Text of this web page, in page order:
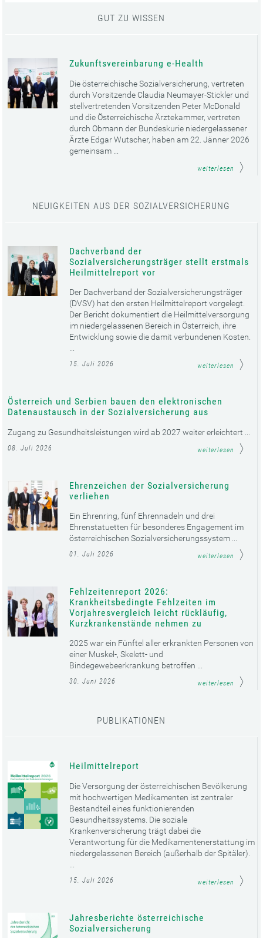
GUT ZU WISSEN
Zukunftsvereinbarung e-Health
Die österreichische Sozialversicherung, vertreten
durch Vorsitzende Claudia Neumayer-Stickler und
stellvertretenden Vorsitzenden Peter McDonald
und die Österreichische Ärztekammer, vertreten
durch Obmann der Bundeskurie niedergelassener
Ärzte Edgar Wutscher, haben am 22. Jänner 2026
gemeinsam ...
weiterlesen
NEUIGKEITEN AUS DER SOZIALVERSICHERUNG
Dachverband der
Sozialversicherungsträger stellt erstmals
Heilmittelreport vor
Der Dachverband der Sozialversicherungsträger
(DVSV) hat den ersten Heilmittelreport vorgelegt.
Der Bericht dokumentiert die Heilmittelversorgung
im niedergelassenen Bereich in Österreich, ihre
Entwicklung sowie die damit verbundenen Kosten.
15. Juli 2026 weiterlesen
Österreich und Serbien bauen den elektronischen
Datenaustausch in der Sozialversicherung aus
Zugang zu Gesundheitsleistungen wird ab 2027 weiter erleichtert ...
08. Juli 2026 weiterlesen
Ehrenzeichen der Sozialversicherung
verliehen
Ein Ehrenring, fünf Ehrennadeln und drei
Ehrenstatuetten für besonderes Engagement im
österreichischen Sozialversicherungssystem ...
01. Juli 2026 weiterlesen
Fehlzeitenreport 2026:
Krankheitsbedingte Fehlzeiten im
Vorjahresvergleich leicht rückläufig,
Kurzkrankenstände nehmen zu
2025 war ein Fünftel aller erkrankten Personen von
einer Muskel-, Skelett- und
Bindegewebeerkrankung betroffen ...
30. Juni 2026 weiterlesen
PUBLIKATIONEN
Heilmittelreport
Die Versorgung der österreichischen Bevölkerung
mit hochwertigen Medikamenten ist zentraler
Bestandteil eines funktionierenden
Gesundheitssystems. Die soziale
Krankenversicherung trägt dabei die
Verantwortung für die Medikamentenerstattung im
niedergelassenen Bereich (außerhalb der Spitäler).
15. Juli 2026 weiterlesen
Jahresberichte österreichische
Sozialversicherung